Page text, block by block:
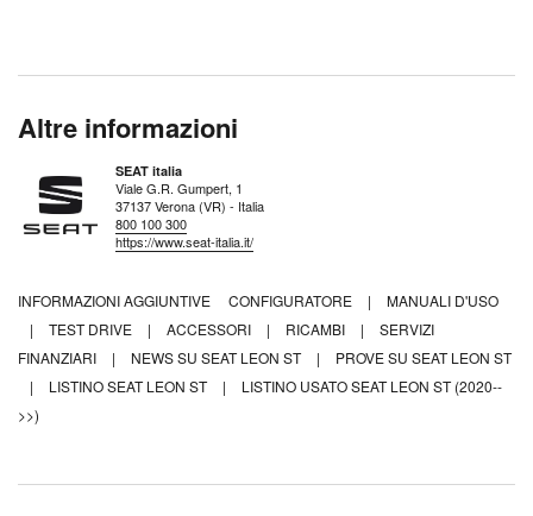
Altre informazioni
SEAT italia
Viale G.R. Gumpert, 1
37137 Verona (VR) - Italia
800 100 300
https://www.seat-italia.it/
INFORMAZIONI AGGIUNTIVE CONFIGURATORE |
MANUALI D'USO
|
TEST DRIVE | ACCESSORI | RICAMBI |
SERVIZI
FINANZIARI
| NEWS SU SEAT LEON ST |
PROVE SU SEAT LEON ST
|
LISTINO SEAT LEON ST |
LISTINO USATO SEAT LEON ST (2020--
>>)